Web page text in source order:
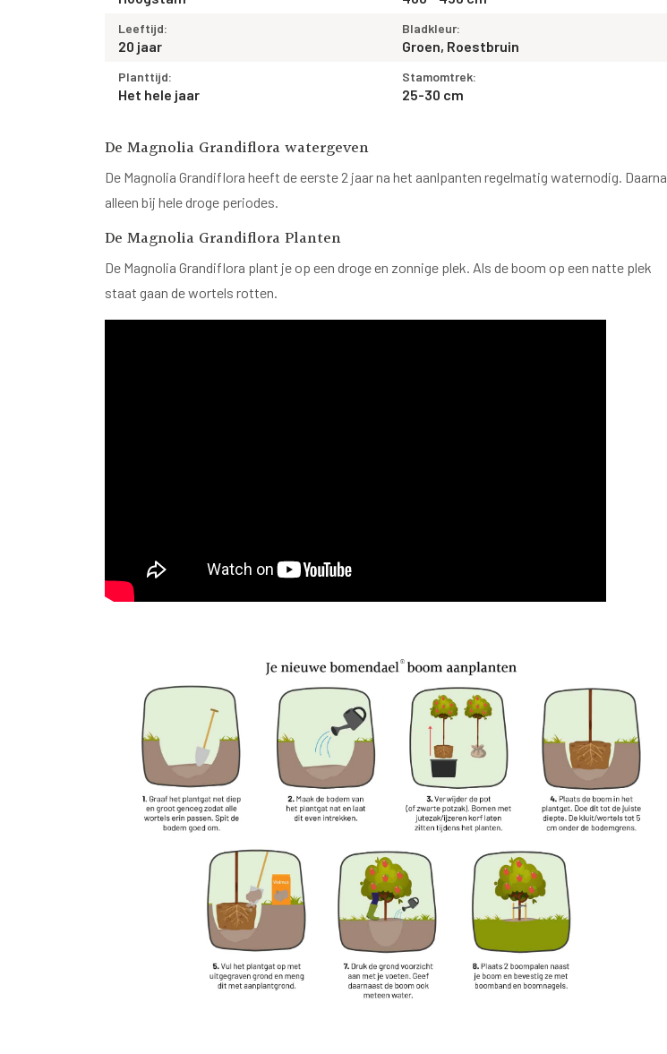
Leeftijd:
20 jaar
Bladkleur:
Groen, Roestbruin
Planttijd:
Het hele jaar
Stamomtrek:
25-30 cm
De Magnolia Grandiflora watergeven
De Magnolia Grandiflora heeft de eerste 2 jaar na het aanlpanten regelmatig waternodig. Daarna
alleen bij hele droge periodes.
De Magnolia Grandiflora Planten
De Magnolia Grandiflora plant je op een droge en zonnige plek. Als de boom op een natte plek
staat gaan de wortels rotten.